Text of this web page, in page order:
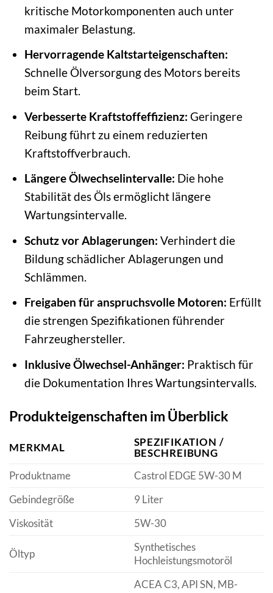
kritische Motorkomponenten auch unter
maximaler Belastung.
Hervorragende Kaltstarteigenschaften:
Schnelle Ölversorgung des Motors bereits
beim Start.
Verbesserte Kraftstoffeffizienz: Geringere
Reibung führt zu einem reduzierten
Kraftstoffverbrauch.
Längere Ölwechselintervalle: Die hohe
Stabilität des Öls ermöglicht längere
Wartungsintervalle.
Schutz vor Ablagerungen: Verhindert die
Bildung schädlicher Ablagerungen und
Schlämmen.
Freigaben für anspruchsvolle Motoren: Erfüllt
die strengen Spezifikationen führender
Fahrzeughersteller.
Inklusive Ölwechsel-Anhänger: Praktisch für
die Dokumentation Ihres Wartungsintervalls.
Produkteigenschaften im Überblick
MERKMAL
SPEZIFIKATION /
BESCHREIBUNG
Produktname
Castrol EDGE 5W-30 M
Gebindegröße
9 Liter
Viskosität
5W-30
Öltyp
Synthetisches
Hochleistungsmotoröl
ACEA C3, API SN, MB-